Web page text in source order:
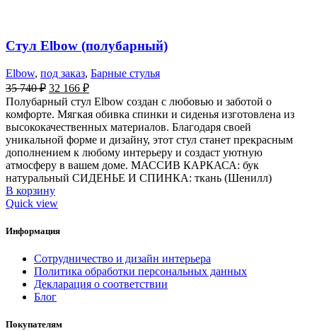
Стул Elbow (полубарный)
Elbow, под заказ, Барные стулья
35 740₽ 32 166 ₽
Полубарный стул Elbow создан с любовью и заботой о
комфорте. Мягкая обивка спинки и сиденья изготовлена из
высококачественных материалов. Благодаря своей
уникальной форме и дизайну, этот стул станет прекрасным
дополнением к любому интерьеру и создаст уютную
атмосферу в вашем доме. МАССИВ КАРКАСА: бук
натуральный СИДЕНЬЕ И СПИНКА: ткань (Шенилл)
В корзину
Quick view
Информация
Сотрудничество и дизайн интерьера
Политика обработки персональных данных
Декларация о соответствии
Блог
Покупателям